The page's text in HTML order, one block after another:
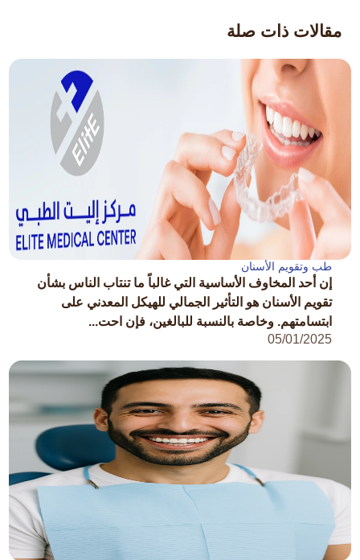
مقالات ذات صلة
طب وتقويم الأسنان
إن أحد المخاوف الأساسية التي غالباً ما تنتاب الناس بشأن
تقويم الأسنان هو التأثير الجمالي للهيكل المعدني على
ابتسامتهم. وخاصة بالنسبة للبالغين، فإن احت...
05/01/2025